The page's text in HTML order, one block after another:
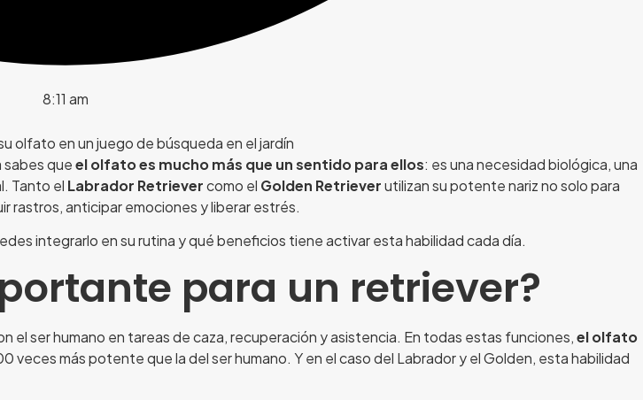
8:11 am
sabes queel olfato es mucho más que un sentido para ellos: es una necesidad biológica, una
Tanto el Labrador Retrievercomo el Golden Retrieverutilizan su potente nariz no solo para
rastros, anticipar emociones y liberar estrés.
integrarlo en su rutina y qué beneficios tiene activar esta habilidad cada día.
para un retriever?
ser humano en tareas de caza, recuperación y asistencia. En todas estas funciones,el olfato
más potente que la del ser humano. Y en el caso del Labrador y el Golden, esta habilidad